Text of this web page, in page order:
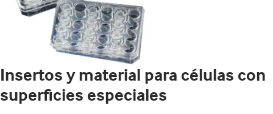
Insertos y material para células con
superficies especiales